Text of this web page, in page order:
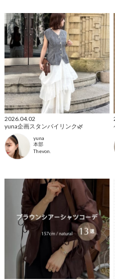
2026.04.02
yuna企画スタンバイリンク🌿
yuna
本部
Thevon.